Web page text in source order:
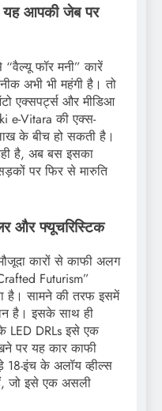
आपकी जेब पर
फॉर मनी” कारें
अभी भी महंगी है। तो
एक्सपर्ट्स और मीडिआ
e-Vitara की एक्स-
के बीच हो सकती है।
है, अब बस इसका
पर फिर से मारुति
और फ्यूचरिस्टिक
कारों से काफी अलग
Futurism”
है। सामने की तरफ इसमें
है। इसके साथ ही
LED DRLs इसे एक
पर यह कार काफी
इंच के अलॉय व्हील्स
जो इसे एक असली